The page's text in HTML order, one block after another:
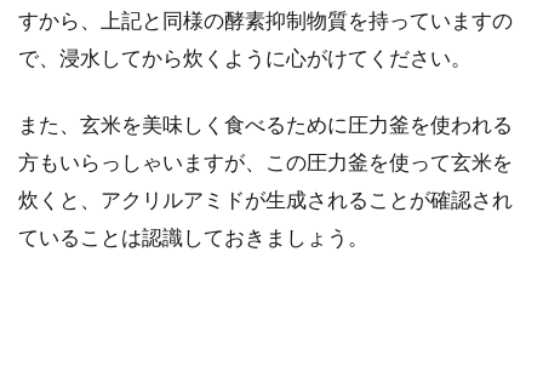
すから、上記と同様の酵素抑制物質を持っていますの
で、浸水してから炊くように心がけてください。
また、玄米を美味しく食べるために圧力釜を使われる
方もいらっしゃいますが、この圧力釜を使って玄米を
炊くと、アクリルアミドが生成されることが確認され
ていることは認識しておきましょう。